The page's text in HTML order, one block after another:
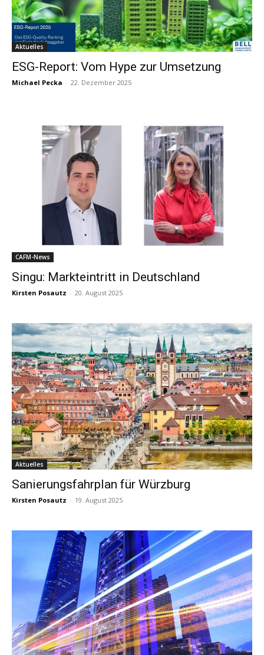
Aktuelles
ESG-Report: Vom Hype zur Umsetzung
Michael Pecka - 22. Dezember 2025
CAFM-News
Singu: Markteintritt in Deutschland
Kirsten Posautz - 20. August 2025
Aktuelles
Sanierungsfahrplan für Würzburg
Kirsten Posautz - 19. August 2025